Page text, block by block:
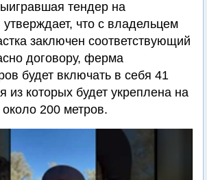
тендер на
утверждает, что с владельцем
заключен соответствующий
договору, ферма
будет включать в себя 41
из которых будет укреплена на
200 метров.